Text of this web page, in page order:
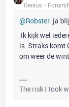
Genius
@Robster ja
Ik kijk wel
is. Straks komt
om weer de
The risk I took